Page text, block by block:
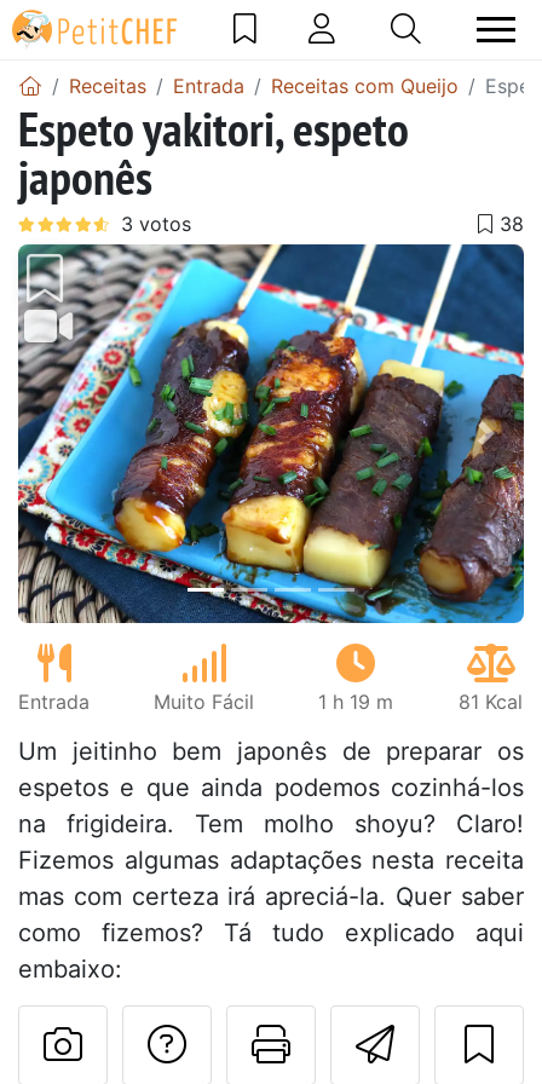
Receitas Entrada Receitas com Queijo
Espeto yakitori, espeto
japonês
Anterior Next
Entrada Muito Fácil 1 h 19 m 81 Kcal
Um jeitinho bem japonês de preparar os
espetos e que ainda podemos cozinhá-los
na frigideira. Tem molho shoyu? Claro!
Fizemos algumas adaptações nesta receita
mas com certeza irá apreciá-la. Quer saber
como fizemos? Tá tudo explicado aqui
embaixo:
Imprima
Falar com o autor